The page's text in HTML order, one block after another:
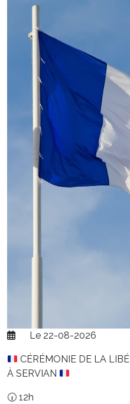
Le 22-08-2026
CÉRÉMONIE DE LA
À SERVIAN
🕡 12h